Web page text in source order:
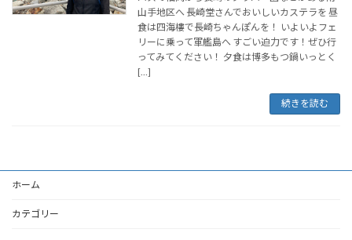
山手地区へ 長崎堂さんでおいしいカステラを 昼
食は四海樓で長崎ちゃんぽんを！ いよいよフェ
リーに乗って軍艦島へ すごい迫力です！ぜひ行
ってみてください！ 夕食は博多もつ鍋いっとく
[…]
続きを読む
ホーム
カテゴリー